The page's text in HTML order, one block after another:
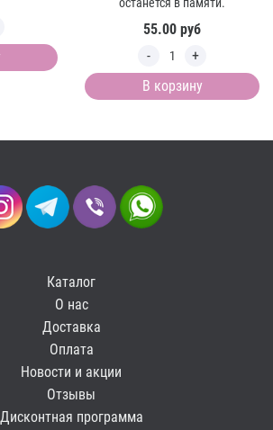
55.00 руб
В корзину
Каталог
О нас
Доставка
Оплата
Новости и акции
Отзывы
Дисконтная программа